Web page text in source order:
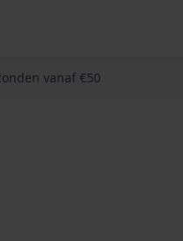
vanaf €50